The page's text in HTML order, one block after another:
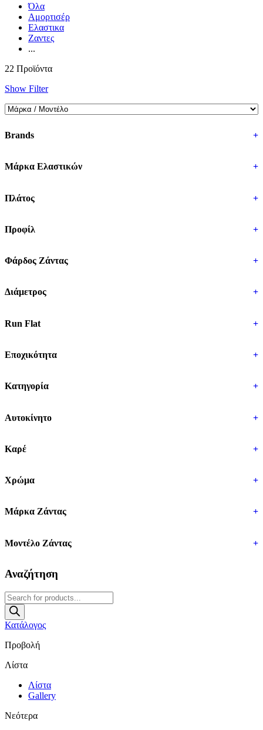
Όλα
Αμορτισέρ
Ελαστικα
Ζαντες
...
22 Προϊόντα
Show Filter
Brands +
Μάρκα Ελαστικών +
Πλάτος +
Προφίλ +
Φάρδος Ζάντας +
Διάμετρος +
Run Flat +
Εποχικότητα +
Κατηγορία +
Αυτοκίνητο +
Καρέ +
Χρώμα +
Μάρκα Ζάντας +
Μοντέλο Ζάντας +
Αναζήτηση
Products
search
Κατάλογος
Προβολή
Λίστα
Λίστα
Gallery
Νεότερα